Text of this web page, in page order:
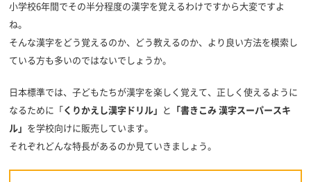
小学校6年間でその半分程度の漢字を覚えるわけですから大変ですよ
ね。
そんな漢字をどう覚えるのか、どう教えるのか、より良い方法を模索し
ている方も多いのではないでしょうか。
日本標準では、子どもたちが漢字を楽しく覚えて、正しく使えるように
なるために「 くりかえし漢字ドリル」 と
「書きこみ 漢字スーパースキ
ル」 を学校向けに販売しています。
それぞれどんな特長があるのか見ていきましょう。